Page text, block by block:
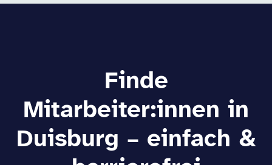
Finde
Mitarbeiter:innen in
Duisburg – einfach &